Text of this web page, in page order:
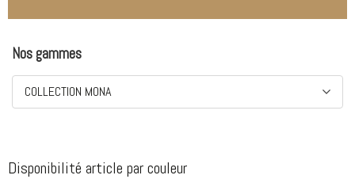
Nos gammes
COLLECTION MONA
Disponibilité article par couleur